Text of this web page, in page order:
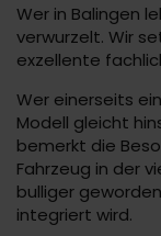
Wer in Balingen
verwurzelt. Wir
exzellente
Wer einerseits
Modell gleicht
bemerkt die
Fahrzeug in der
bulliger
integriert wird.